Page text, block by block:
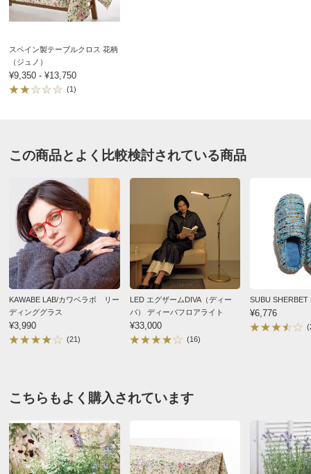
商品番号 900-G022-11
価格 ¥10,450
900-G022-12
商品名・特徴 ≪150×250cm≫ スペイン製テーブルクロス リーフ柄
価格 ¥11,880税込 ¥10,800 税抜
送料・送料種
別
基本配送料：¥880
※お届け先が同じであれば複数個ご購入いただいても¥880です。
お支払い方法 送料について
150×200cm
［すべてのサイズに共通］
■素材：綿80・ポリエステル20％
■はっ水加工
ダイニングテーブルを買替えたのでこのテーブルクロス
使い心地は、今まで使ったクロスの中で一番良いと思い
ました。汚れは殆ど付かないか、付いたとしても拭けば
すぐ落ちます。
柄も派手過ぎずリネンの風合いが落ち着いていい感じで
ただ、80cmx165cmのテーブルに150cmx200cmは大き
過ぎたので、カットして、ランチョンマットの大きさに
したら、テーブルの天板の雰囲気にも大きさもピッタリ
合い、とても気に入ってます。
2026/05/08
商品担当者より
この度はご購入いただきありがとうございました。
使い心地につきまして「今まで使った中で一番良
い」とのお言葉を頂戴し、大変うれしく拝見いたし
足いただけたようで何よりでございます。
これからも日々の食卓でご愛用いただけますと幸い
です。
スペイン製テーブルクロス 花柄
（ジュノ）
¥9,350 - ¥13,750
(1)
この商品とよく比較検討されている商品
KAWABE LAB/カワベラボ リー
ディンググラス
¥3,990
(21)
LED エグザームDIVA（ディー
バ） ディーバフロアライト
¥33,000
(16)
SUBU SHERBET
¥6,776
こちらもよく購入されています